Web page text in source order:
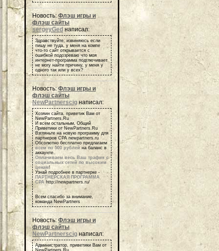
Новость: Флэш игры и
флэш сайты
sergeyGed написал:
Здравствуйте, извиняюсь если
пишу не туда, у меня на компе
что-то сайт открывается с
ошибкой подозреваю что моя
интернет-программа подглючивает
не могу найти причину, у меня у
одного так или у всех?
Новость:Флэш игры и
флэш сайты
NewPartnerscig написал:
Хозяин сайта, приветик Вам от
NewPartners.Ru
И всем остальным, Общий
Приветики от NewPartners.Ru
Взгляньте на новую программу для
партнеров СРА newpartners.ru
Обсолютно бесплатно предлагаем
всем по 500 рублей на баланс в
аккаунте.
Оплачиваем весь Ваш трафик с
социальных сетей по высоким
ценам!
Узнай подробнее в партнерке -
ПАРТНЕРСКАЯ ПРОГРАММА
СРА http://newpartners.ru/
Всем спасибо за внимание,
команда NewPartners
Новость: Флэш игры и
флэш сайты
NewPartnerscigнаписал:
Администратор, приветики Вам от
NewPartners.Ru